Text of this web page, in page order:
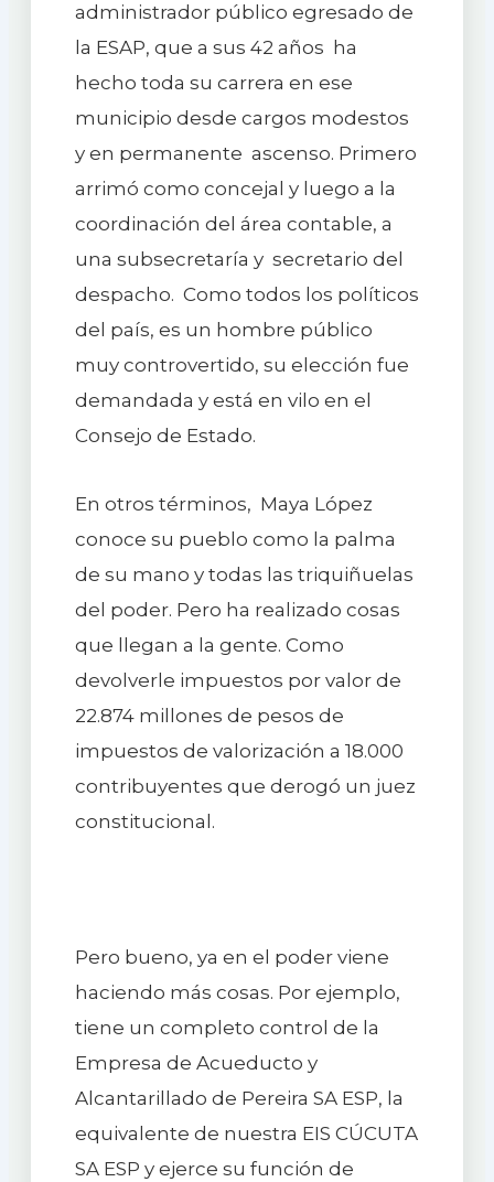
administrador público egresado de
la ESAP, que a sus 42 años ha
hecho toda su carrera en ese
municipio desde cargos modestos
y en permanente ascenso. Primero
arrimó como concejal y luego a la
coordinación del área contable, a
una subsecretaría y secretario del
despacho. Como todos los políticos
del país, es un hombre público
muy controvertido, su elección fue
demandada y está en vilo en el
Consejo de Estado.
En otros términos, Maya López
conoce su pueblo como la palma
de su mano y todas las triquiñuelas
del poder. Pero ha realizado cosas
que llegan a la gente. Como
devolverle impuestos por valor de
22.874 millones de pesos de
impuestos de valorización a 18.000
contribuyentes que derogó un juez
constitucional.
Pero bueno, ya en el poder viene
haciendo más cosas. Por ejemplo,
tiene un completo control de la
Empresa de Acueducto y
Alcantarillado de Pereira SA ESP, la
equivalente de nuestra EIS CÚCUTA
SA ESP y ejerce su función de